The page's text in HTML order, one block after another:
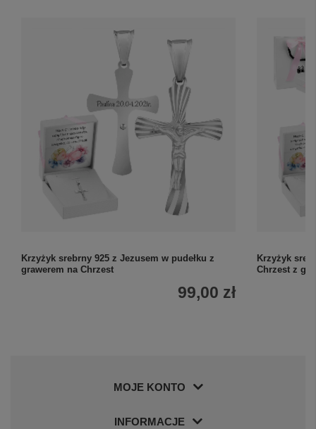
Krzyżyk srebrny 925 z Jezusem w pudełku z
grawerem na Chrzest
99,00 zł
Krzyżyk
Chrzest z
MOJE KONTO
INFORMACJE